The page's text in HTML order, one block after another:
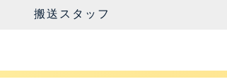
搬送スタッフ